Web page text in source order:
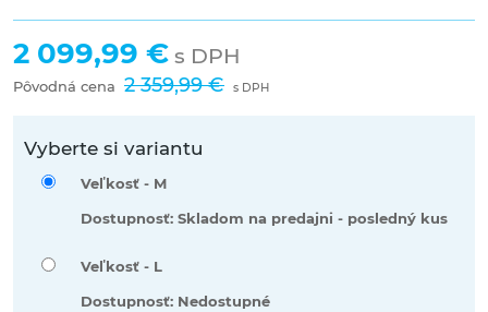
2 099,99 € s DPH
Pôvodná cena 2 359,99 € s DPH
Vyberte si variantu
Veľkosť - M
Dostupnosť: Skladom na predajni - posledný kus
Veľkosť - L
Dostupnosť: Nedostupné